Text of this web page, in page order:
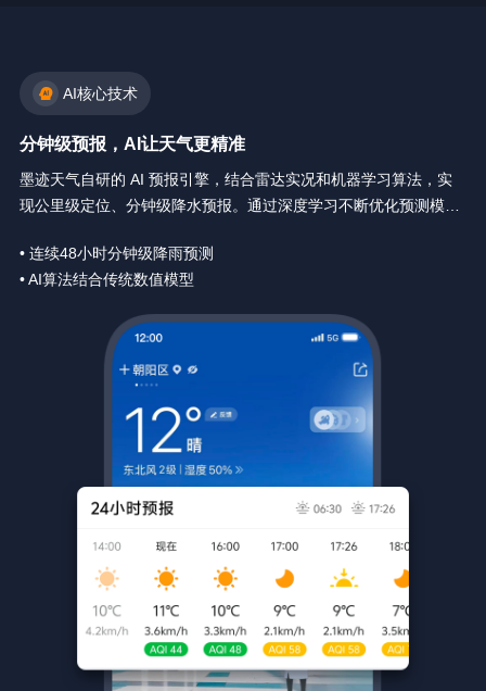
AI核心技术
分钟级预报，AI让天气更精准
墨迹天气自研的 AI 预报引擎，结合雷达实况和机器学习算法，实
现公里级定位、分钟级降水预报。通过深度学习不断优化预测模
• 连续48小时分钟级降雨预测
• AI算法结合传统数值模型